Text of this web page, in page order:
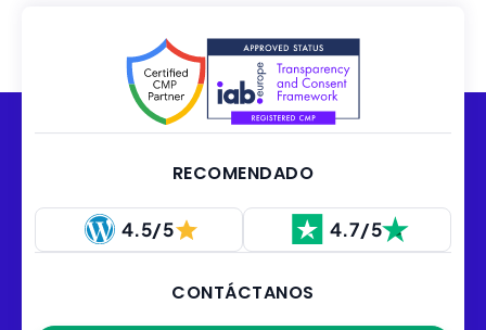
RECOMENDADO
4.5/5 4.7/5
CONTÁCTANOS